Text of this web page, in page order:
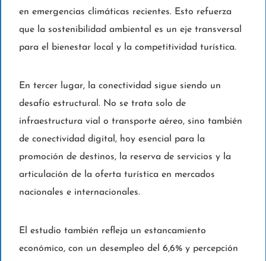
en emergencias climáticas recientes. Esto refuerza
que la sostenibilidad ambiental es un eje transversal
para el bienestar local y la competitividad turística.
En tercer lugar, la conectividad sigue siendo un
desafío estructural. No se trata solo de
infraestructura vial o transporte aéreo, sino también
de conectividad digital, hoy esencial para la
promoción de destinos, la reserva de servicios y la
articulación de la oferta turística en mercados
nacionales e internacionales.
El estudio también refleja un estancamiento
económico, con un desempleo del 6,6% y percepción